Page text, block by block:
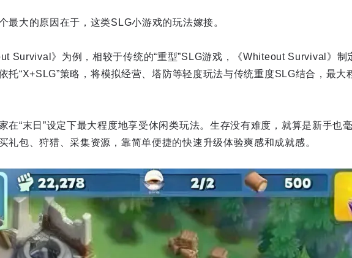
最大的原因在于，这类SLG小游戏的玩法嫁接。
Survival》为例，相较于传统的“重型”SLG游戏，《Whiteout Survival》制
托“X+SLG”策略，将模拟经营、塔防等轻度玩法与传统重度SLG结合，最大
在“末日”设定下最大程度地享受休闲类玩法。生存没有难度，就算是新手也
礼包、狩猎、采集资源，靠简单便捷的快速升级体验爽感和成就感。